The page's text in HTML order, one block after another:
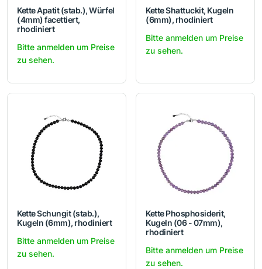
Kette Apatit (stab.), Würfel
(4mm) facettiert,
rhodiniert
Bitte anmelden um Preise
zu sehen.
Kette Shattuckit, Kugeln
(6mm), rhodiniert
Bitte anmelden um Preise
zu sehen.
Kette Schungit (stab.),
Kugeln (6mm), rhodiniert
Bitte anmelden um Preise
zu sehen.
Kette Phosphosiderit,
Kugeln (06 - 07mm),
rhodiniert
Bitte anmelden um Preise
zu sehen.